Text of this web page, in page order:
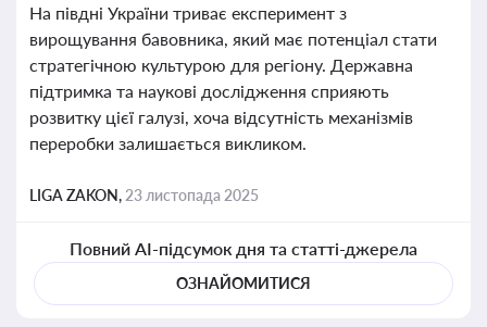
На півдні України триває експеримент з
вирощування бавовника, який має потенціал стати
стратегічною культурою для регіону. Державна
підтримка та наукові дослідження сприяють
розвитку цієї галузі, хоча відсутність механізмів
переробки залишається викликом.
LIGA ZAKON, 23 листопада 2025
Повний AI-підсумок дня та статті-джерела
ОЗНАЙОМИТИСЯ